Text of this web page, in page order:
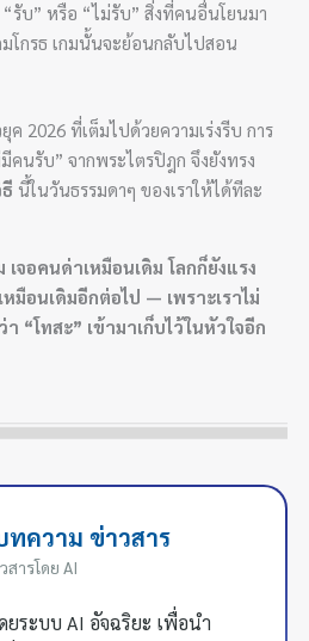
“รับ” หรือ “ไม่รับ” สิ่งที่คนอื่นโยนมา
มโกรธ เกมนั้นจะย้อนกลับไปสอน
ค 2026 ที่เต็มไปด้วยความเร่งรีบ การ
คนรับ” จากพระไตรปิฎก จึงยังทรง
นี้ในวันธรรมดาๆ ของเราให้ได้ทีละ
เจอคนด่าเหมือนเดิม โลกก็ยังแรง
หมือนเดิมอีกต่อไป — เพราะเราไม่
“โทสะ” เข้ามาเก็บไว้ในหัวใจอีก
ทความ ข่าวสาร
ารโดย AI
ยระบบ AI อัจฉริยะ เพื่อนำ